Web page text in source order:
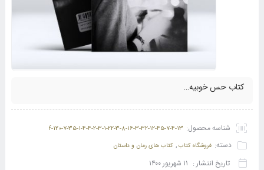
کتاب حس خوبیه…
شناسه محصول: f-120-7-35-1-4-4-2-3-1-22-3-8-16-3-32-12-45-7-4-13
دسته: فروشگاه کتاب, کتاب های رمان و داستان
تاریخ انتشار : ۱۱ شهریور ۱۴۰۰